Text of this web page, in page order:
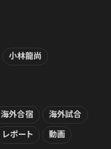
小林龍尚
海外合宿 海外試合
レポート 動画